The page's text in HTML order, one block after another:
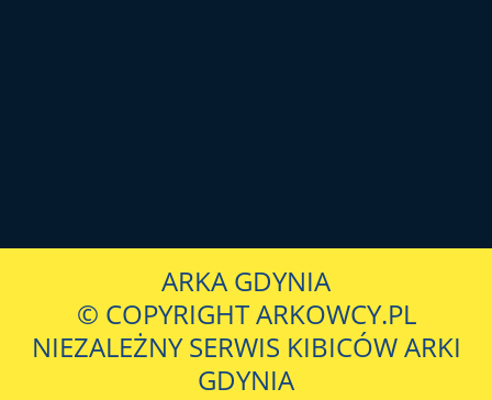
ARKA GDYNIA
© COPYRIGHT ARKOWCY.PL
NIEZALEŻNY SERWIS KIBICÓW ARKI
GDYNIA